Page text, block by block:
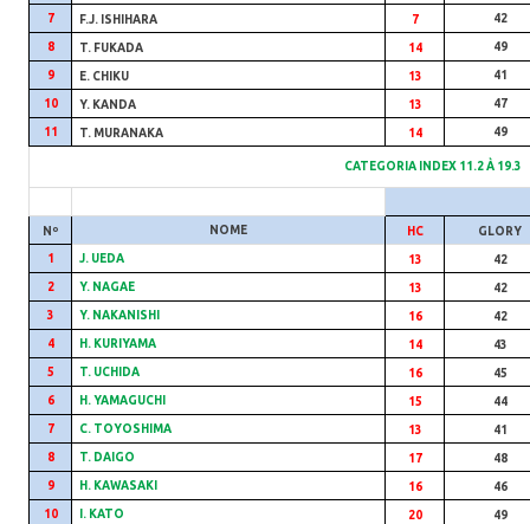
7 F.J. ISHIHARA 7 42
8 T. FUKADA 14 49
9 E. CHIKU 13 41
10 Y. KANDA 13 47
11 T. MURANAKA 14 49
CATEGORIA INDEX 11.2 À 19.3
Nº NOME HC GLORY
1 J. UEDA 13 42
2 Y. NAGAE 13 42
3 Y. NAKANISHI 16 42
4 H. KURIYAMA 14 43
5 T. UCHIDA 16 45
6 H. YAMAGUCHI 15 44
7 C. TOYOSHIMA 13 41
8 T. DAIGO 17 48
9 H. KAWASAKI 16 46
10 I. KATO 20 49